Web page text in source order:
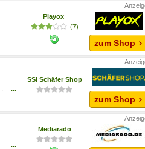
Playox
(7)
zum Shop
...
SSI Schäfer Shop
zum Shop
...
Mediarado